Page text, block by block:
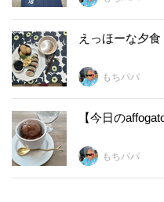
えっほーな夕
もちパパ
【今日の
もちパパ